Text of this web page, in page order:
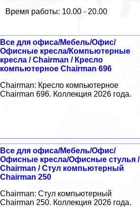
Время работы: 10.00 - 20.00
Все для офиса/Мебель/Офис/
Офисные кресла/Компьютерные
кресла / Chairman / Кресло
компьютерное Chairman 696
Chairman: Кресло компьютерное
Chairman 696. Коллекция 2026 года.
Все для офиса/Мебель/Офис/
Офисные кресла/Офисные стулья /
Chairman / Стул компьютерный
Chairman 250
Chairman: Стул компьютерный
Chairman 250. Коллекция 2026 года.